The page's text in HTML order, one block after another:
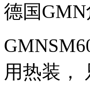
德国
用热装，